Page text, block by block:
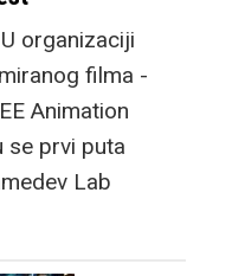
organizaciji
filma -
Animation
se prvi puta
Lab